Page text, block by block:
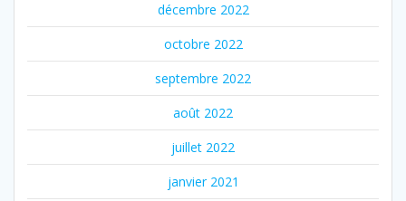
décembre 2022
octobre 2022
septembre 2022
août 2022
juillet 2022
janvier 2021